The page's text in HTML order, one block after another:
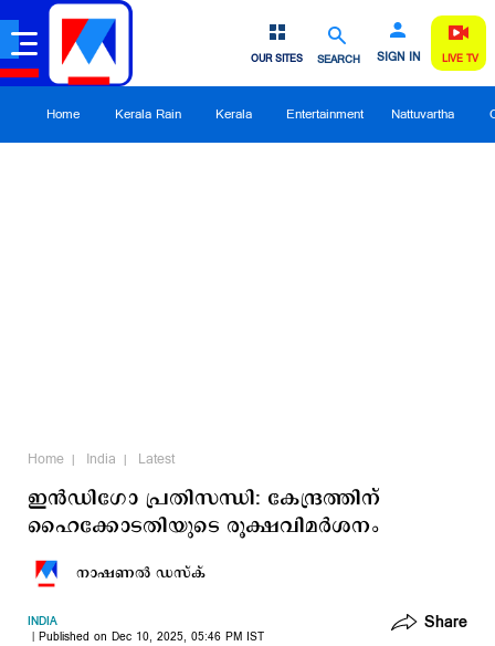
SEARCH SIGN IN
OUR SITES LIVE TV
Home Kerala Rain Kerala Entertainment Nattuvartha
Home India Latest
ഇൻഡിഗോ പ്രതിസന്ധി: കേന്ദ്രത്തിന്
ഹൈക്കോടതിയുടെ രൂക്ഷവിമർശനം
നാഷണല്‍ ഡസ്ക്
INDIA
Published on Dec 10, 2025, 05:46 PM IST
Share